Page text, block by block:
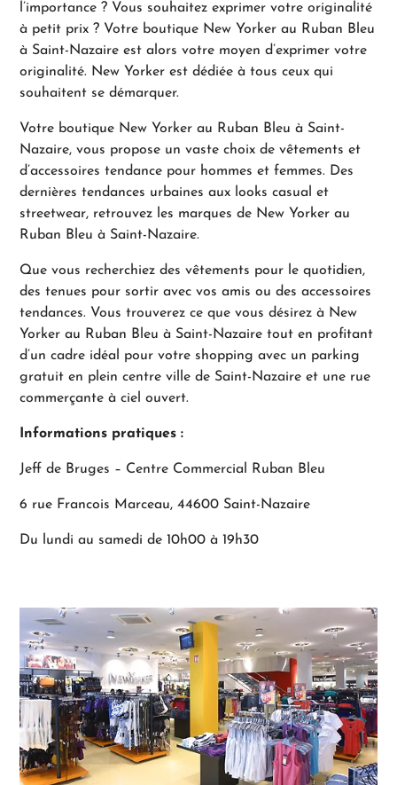
l’importance ? Vous souhaitez exprimer votre originalité
à petit prix ? Votre boutique New Yorker au Ruban Bleu
à Saint-Nazaire est alors votre moyen d’exprimer votre
originalité. New Yorker est dédiée à tous ceux qui
souhaitent se démarquer.
Votre boutique New Yorker au Ruban Bleu à Saint-
Nazaire, vous propose un vaste choix de vêtements et
d’accessoires tendance pour hommes et femmes. Des
dernières tendances urbaines aux looks casual et
streetwear, retrouvez les marques de New Yorker au
Ruban Bleu à Saint-Nazaire.
Que vous recherchiez des vêtements pour le quotidien,
des tenues pour sortir avec vos amis ou des accessoires
tendances. Vous trouverez ce que vous désirez à New
Yorker au Ruban Bleu à Saint-Nazaire tout en profitant
d’un cadre idéal pour votre shopping avec un parking
gratuit en plein centre ville de Saint-Nazaire et une rue
commerçante à ciel ouvert.
Informations pratiques :
Jeff de Bruges – Centre Commercial Ruban Bleu
6 rue Francois Marceau, 44600 Saint-Nazaire
Du lundi au samedi de 10h00 à 19h30